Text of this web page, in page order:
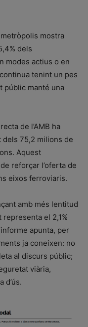
mostra
dels
modes actius o en
tenint un pes
públic manté una
de l’AMB ha
dels 75,2 milions de
Aquest
reforçar l’oferta de
eixos ferroviaris.
amb més lentitud
el 2,1%
apunta, per
ja coneixen: no
al discurs públic;
viària,
d’ús.